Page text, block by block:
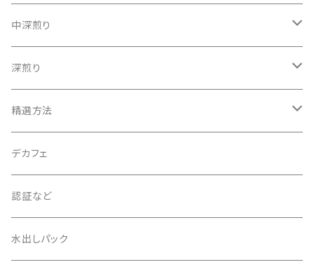
アジア
アフリカ
中南米
中深煎り
アジア
アフリカ
中南米
深煎り
アジア
アフリカ
中南米
精選方法
ウォッシュド
ナチュラル
パルプドナチュラル（ハニープロセス含む）
デカフェ
認証など
水出しパック